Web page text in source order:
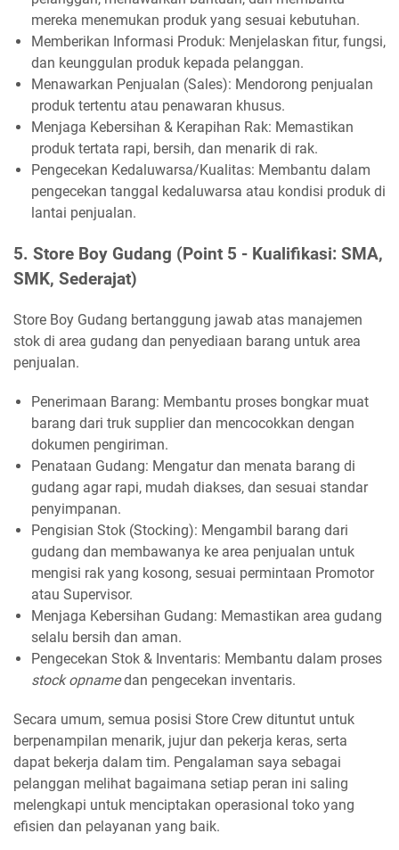
mereka menemukan produk yang sesuai kebutuhan.
Memberikan Informasi Produk: Menjelaskan fitur, fungsi,
dan keunggulan produk kepada pelanggan.
Menawarkan Penjualan (Sales): Mendorong penjualan
produk tertentu atau penawaran khusus.
Menjaga Kebersihan & Kerapihan Rak: Memastikan
produk tertata rapi, bersih, dan menarik di rak.
Pengecekan Kedaluwarsa/Kualitas: Membantu dalam
pengecekan tanggal kedaluwarsa atau kondisi produk di
lantai penjualan.
5. Store Boy Gudang (Point 5 - Kualifikasi: SMA,
SMK, Sederajat)
Store Boy Gudang bertanggung jawab atas manajemen
stok di area gudang dan penyediaan barang untuk area
penjualan.
Penerimaan Barang: Membantu proses bongkar muat
barang dari truk supplier dan mencocokkan dengan
dokumen pengiriman.
Penataan Gudang: Mengatur dan menata barang di
gudang agar rapi, mudah diakses, dan sesuai standar
penyimpanan.
Pengisian Stok (Stocking): Mengambil barang dari
gudang dan membawanya ke area penjualan untuk
mengisi rak yang kosong, sesuai permintaan Promotor
atau Supervisor.
Menjaga Kebersihan Gudang: Memastikan area gudang
selalu bersih dan aman.
Pengecekan Stok & Inventaris: Membantu dalam proses
stock opnamedan pengecekan inventaris.
Secara umum, semua posisi Store Crew dituntut untuk
berpenampilan menarik, jujur dan pekerja keras, serta
dapat bekerja dalam tim. Pengalaman saya sebagai
pelanggan melihat bagaimana setiap peran ini saling
melengkapi untuk menciptakan operasional toko yang
efisien dan pelayanan yang baik.